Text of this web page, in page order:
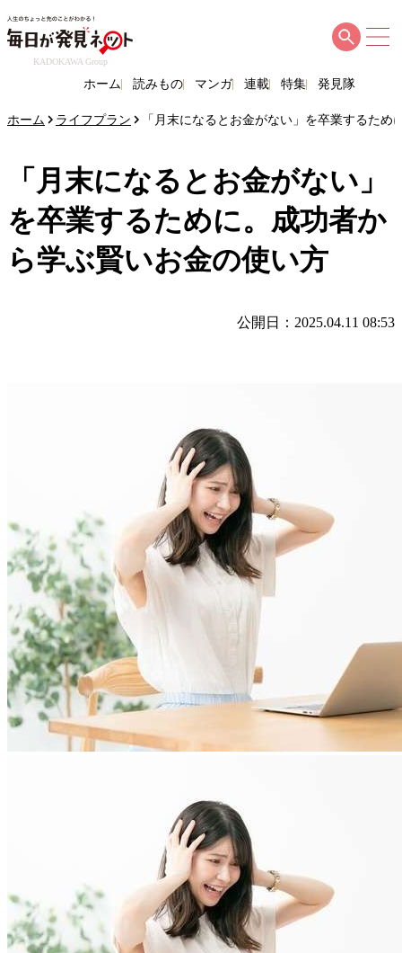
KADOKAWA Group
ホーム 読みもの マンガ 連載 特集 発見隊
ホーム ライフプラン 「月末になるとお金がない」を卒業するた
「月末になるとお金がない」
を卒業するために。成功者か
ら学ぶ賢いお金の使い方
公開日：2025.04.11 08:53